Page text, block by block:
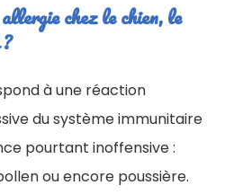
chez le chien, le
à une réaction
du système immunitaire
pourtant inoffensive :
ou encore poussière.